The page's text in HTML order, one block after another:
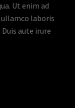
Ut enim ad
laboris
aute irure